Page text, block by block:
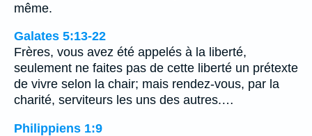
même.
Galates 5:13-22
Frères, vous avez été appelés à la liberté,
seulement ne faites pas de cette liberté un prétexte
de vivre selon la chair; mais rendez-vous, par la
charité, serviteurs les uns des autres.…
Philippiens 1:9